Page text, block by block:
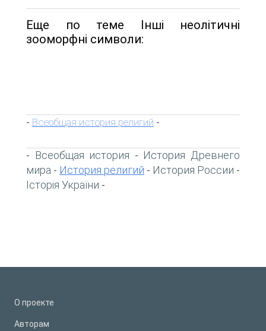
Еще по теме Інші неолітичні
зооморфні символи:
- Всеобщая история религий -
- Всеобщая история - История Древнего
мира - История религий - История России -
Історія України -
О проекте
Авторам